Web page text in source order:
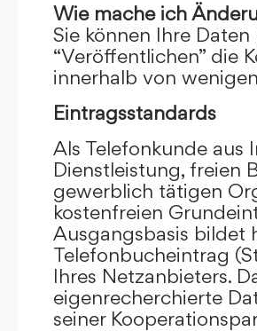
Wie mache ich
Sie können Ihre
“Veröffentlichen” die
innerhalb von
Eintragsstandards
Als Telefonkunde aus
Dienstleistung, freien
gewerblich tätigen
kostenfreien
Ausgangsbasis bildet
Telefonbucheintrag
Ihres Netzanbieters.
eigenrecherchierte
seiner